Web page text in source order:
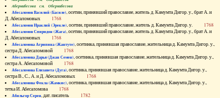
Абернибесова см. Обернибесова
Абесаломов Василий (Басиле), осетин, принявший православие, житель д. Камумта Дигор. у., брат А. и
Д. Абесаломовых 1768
Абесаломов Ираклий (Эрекле), осетин, принявший православие, житель д. Камумта Дигор. у. 1768
Абесаломов Спиридон (Жага), осетин, принявший православие, житель д. Камумта Дигор. у., брат А. и
Д. Абесаломовых 1768
Абесаломова Агрипина (Жантуте), осетинка, принявшая православие, жительница д. Камумта Дигор. у.,
сестра Д. Абесаломовой 1768
Абесаломова Дарья (Джан Семен), осетинка, принявшая православие, жительница д. Камумта Дигор. у.,
сестра А. Абесаломовой 1768
Абесаломова Елизавета (Дуга), осетинка, принявшая православие, жительница д. Камумта Дигор. у.,
сестра В., С., А. и Д. Абесаломовых 1768
Абесаломова Фекла (Жамкис), осетинка, принявшая православие, жительница д. Камумта Дигор. у.,
тетка И. Абесаломова 1768
Абильгор Серен, дат. писатель 1782